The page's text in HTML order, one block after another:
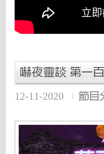
嚇夜靈談 第一
12-11-2020 節目